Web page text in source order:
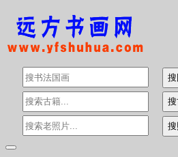
Skip
content
Expand